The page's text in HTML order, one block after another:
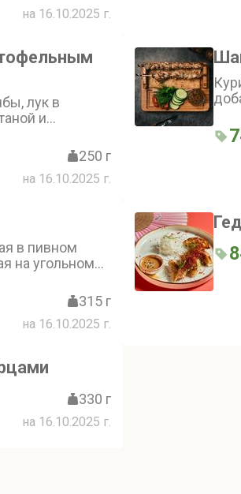
на 16.10.2025 г.
лук в
и
и луком250 г
на 16.10.2025 г.
в пивном
на угольном
315 г
на 16.10.2025 г.
330 г
на 16.10.2025 г.